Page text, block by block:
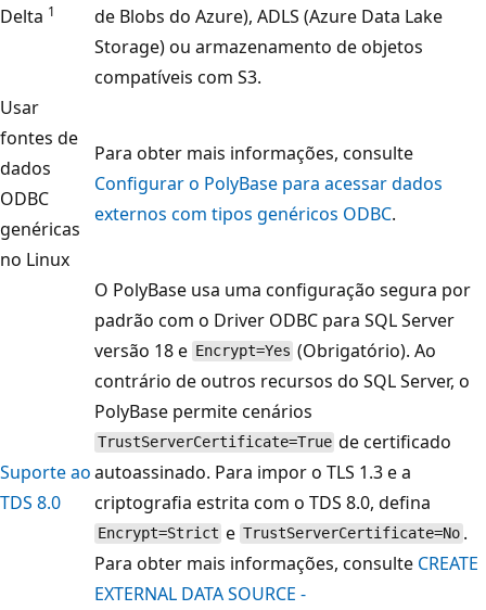
Delta 1
de Blobs do Azure), ADLS (Azure Data Lake
Storage) ou armazenamento de objetos
compatíveis com S3.
Usar
fontes de
dados
ODBC
genéricas
no Linux
Para obter mais informações, consulte
Configurar o PolyBase para acessar dados
externos com tipos genéricos ODBC.
Suporte ao
TDS 8.0
O PolyBase usa uma configuração segura por
padrão com o Driver ODBC para SQL Server
versão 18 e Encrypt=Yes (Obrigatório). Ao
contrário de outros recursos do SQL Server, o
PolyBase permite cenários
TrustServerCertificate=True de certificado
autoassinado. Para impor o TLS 1.3 e a
criptografia estrita com o TDS 8.0, defina
Encrypt=Strict e TrustServerCertificate=No .
Para obter mais informações, consulte CREATE
EXTERNAL DATA SOURCE -